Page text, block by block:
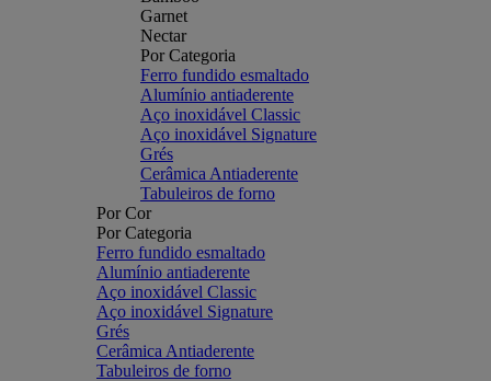
Garnet
Nectar
Por Categoria
Ferro fundido esmaltado
Alumínio antiaderente
Aço inoxidável Classic
Aço inoxidável Signature
Grés
Cerâmica Antiaderente
Tabuleiros de forno
Por Cor
Por Categoria
Ferro fundido esmaltado
Alumínio antiaderente
Aço inoxidável Classic
Aço inoxidável Signature
Grés
Cerâmica Antiaderente
Tabuleiros de forno